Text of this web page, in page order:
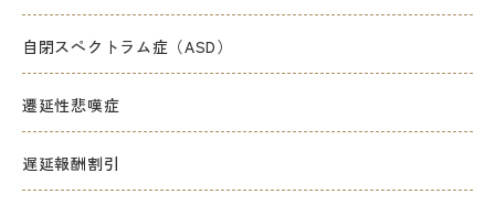
自閉スペクトラム症（ASD）
遷延性悲嘆症
遅延報酬割引